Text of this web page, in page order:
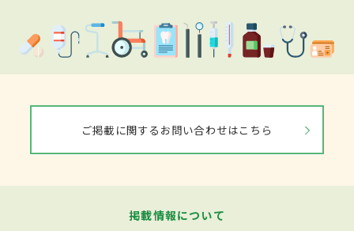
ご掲載に関するお問い合わせはこちら
掲載情報について